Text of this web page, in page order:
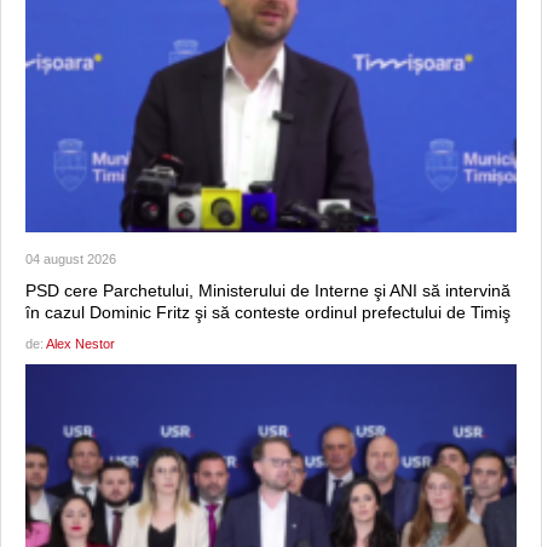
04 august 2026
PSD cere Parchetului, Ministerului de Interne şi ANI să intervină
în cazul Dominic Fritz şi să conteste ordinul prefectului de Timiş
de: Alex Nestor